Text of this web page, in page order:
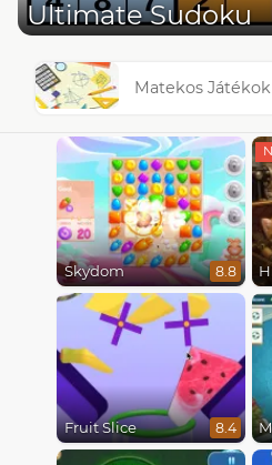
Ultimate Sudoku
Matekos Játékok
Skydom 8.8
Fruit Slice 8.4